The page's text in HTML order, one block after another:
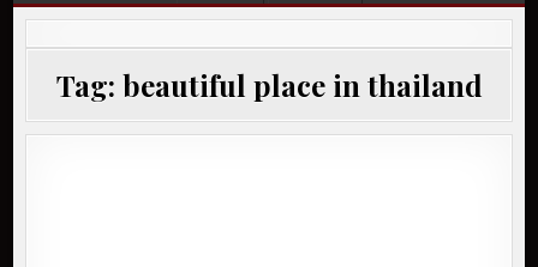
Tag: beautiful place in thailand